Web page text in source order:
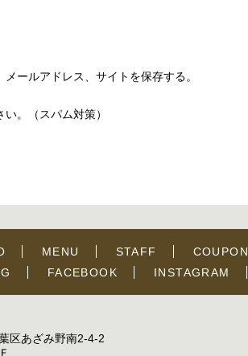
ールアドレス、サイトを保存する。
。（スパム対策）
MENU STAFF COUPON
FACEBOOK INSTAGRAM
区あざみ野南2-4-2